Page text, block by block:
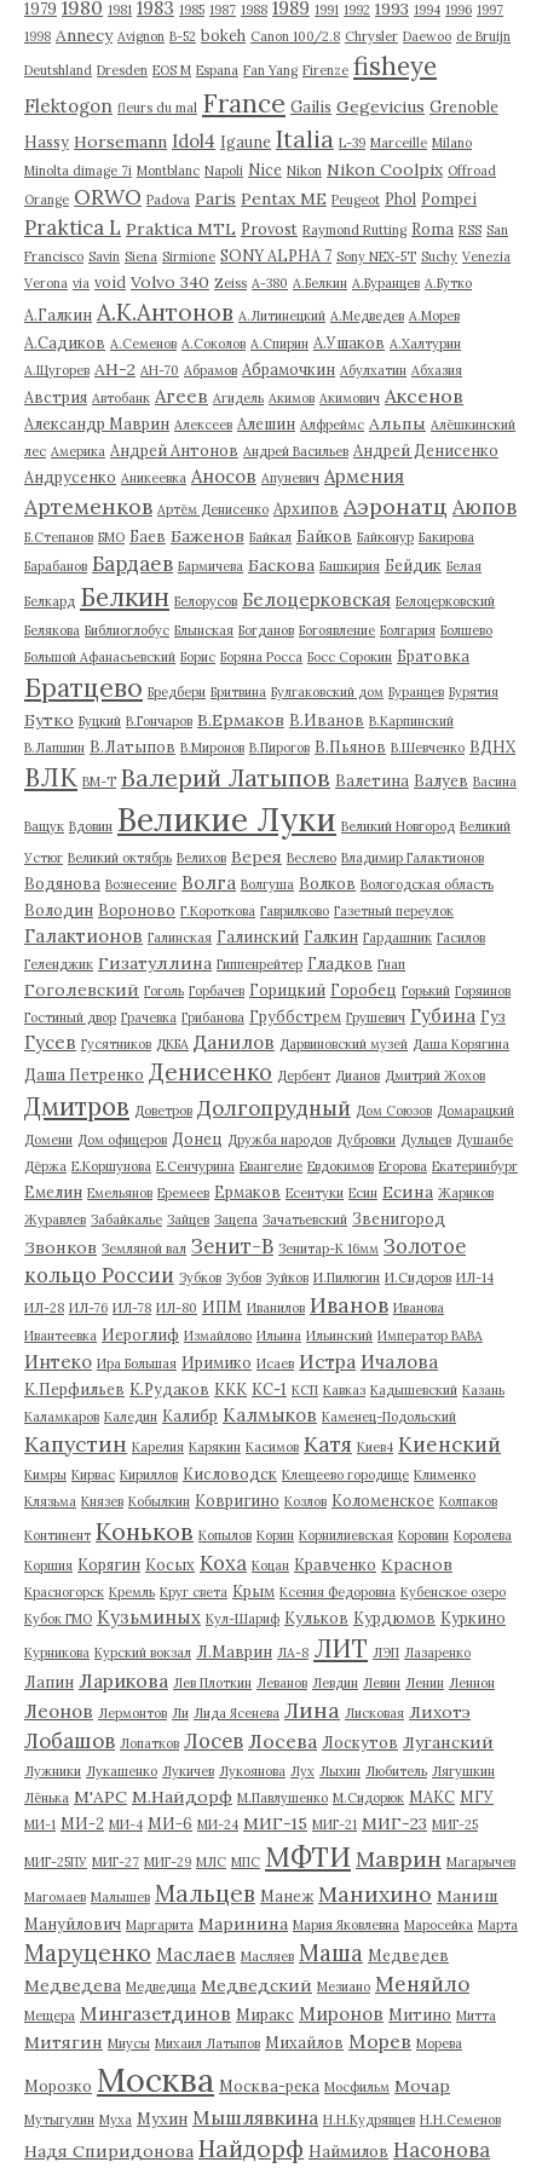
1979 1980 1981 1983 1985 1987 1988 1989 1991 1992 1993 1994 1996 1997
1998 Annecy Avignon B-52 bokeh Canon 100/2.8 Chrysler Daewoo de Bruijn
Deutshland Dresden EOS M Espana Fan Yang Firenze fisheye
Flektogon fleurs du mal France Gailis Gegevicius Grenoble
Hassy Horsemann Idol4 Igaune Italia L-39 Marceille Milano
Minolta dimage 7i Montblanc Napoli Nice Nikon Nikon Coolpix Offroad
Orange ORWO Padova Paris Pentax ME Peugeot Phol Pompei
Praktica L Praktica MTL Provost Raymond Rutting Roma RSS San
Francisco Savin Siena Sirmione SONY ALPHA 7 Sony NEX-5T Suchy Venezia
Verona via void Volvo 340 Zeiss А-380 А.Белкин А.Буранцев А.Бутко
А.Галкин А.К.Антонов А.Литинецкий А.Медведев А.Морев
А.Садиков А.Семенов А.Соколов А.Спирин А.Ушаков А.Халтурин
А.Щугорев АН-2 АН-70 Абрамов Абрамочкин Абулхатин Абхазия
Австрия Автобанк Агеев Агидель Акимов Акимович Аксенов
Александр Маврин Алексеев Алешин Алфреймс Альпы Алёшкинский
лес Америка Андрей Антонов Андрей Васильев Андрей Денисенко
Андрусенко Аникеевка Аносов Апуневич Армения
Артеменков Артём Денисенко Архипов Аэронатц Аюпов
Б.Степанов БМО Баев Баженов Байкал Байков Байконур Бакирова
Барабанов Бардаев Бармичева Баскова Башкирия Бейдик Белая
Белкард Белкин Белорусов Белоцерковская Белоцерковский
Белякова Библиоглобус Блынская Богданов Богоявление Болгария Болшево
Большой Афанасьевский Борис Боряна Росса Босс Сорокин Братовка
Братцево Бредбери Бритвина Булгаковский дом Буранцев Бурятия
Бутко Буцкий В.Гончаров В.Ермаков В.Иванов В.Карпинский
В.Лапшин В.Латыпов В.Миронов В.Пирогов В.Пьянов В.Шевченко ВДНХ
ВЛК ВМ-Т Валерий Латыпов Валетина Валуев Васина
Ващук Вдовин Великие Луки Великий Новгород Великий
Устюг Великий октябрь Велихов Верея Веслево Владимир Галактионов
Водянова Вознесение Волга Волгуша Волков Вологодская область
Володин Вороново Г.Короткова Гаврилково Газетный переулок
Галактионов Галинская Галинский Галкин Гардашник Гасилов
Геленджик Гизатуллина Гиппенрейтер Гладков Гнап
Гоголевский Гоголь Горбачев Горицкий Горобец Горький Горяинов
Гостиный двор Грачевка Грибанова Груббстрем Грушевич Губина Гуз
Гусев Гусятников ДКБА Данилов Дарвиновский музей Даша Корягина
Даша Петренко Денисенко Дербент Дианов Дмитрий Жохов
Дмитров Доветров Долгопрудный Дом Союзов Домарацкий
Домени Дом офицеров Донец Дружба народов Дубровки Дульцев Душанбе
Дёржа Е.Коршунова Е.Сенчурина Евангелие Евдокимов Егорова Екатеринбург
Емелин Емельянов Еремеев Ермаков Есентуки Есин Есина Жариков
Журавлев Забайкалье Зайцев Зацепа Зачатьевский Звенигород
Звонков Земляной вал Зенит-В Зенитар-К 16мм Золотое
кольцо России Зубков Зубов Зуйков И.Пилюгин И.Сидоров ИЛ-14
ИЛ-28 ИЛ-76 ИЛ-78 ИЛ-80 ИПМ Иванилов Иванов Иванова
Ивантеевка Иероглиф Измайлово Ильина Ильинский Император ВАВА
Интеко Ира Большая Иримико Исаев Истра Ичалова
К.Перфильев К.Рудаков ККК КС-1 КСП Кавказ Кадышевский Казань
Каламкаров Каледин Калибр Калмыков Каменец-Подольский
Капустин Карелия Карякин Касимов Катя Киев4 Киенский
Кимры Кирвас Кириллов Кисловодск Клещеево городище Клименко
Клязьма Князев Кобылкин Ковригино Козлов Коломенское Колпаков
Континент Коньков Копылов Корин Корнилиевская Коровин Королева
Коршия Корягин Косых Коха Коцан Кравченко Краснов
Красногорск Кремль Круг света Крым Ксения Федоровна Кубенское озеро
Кубок ГМО Кузьминых Кул-Шариф Кульков Курдюмов Куркино
Курникова Курский вокзал Л.Маврин ЛА-8 ЛИТ ЛЭП Лазаренко
Лапин Ларикова Лев Плоткин Леванов Левдин Левин Ленин Леннон
Леонов Лермонтов Ли Лида Ясенева Лина Лисковая Лихотэ
Лобашов Лопатков Лосев Лосева Лоскутов Луганский
Лужники Лукашенко Лукичев Лукоянова Лух Лыхин Любитель Лягушкин
Лёнька М'АРС М.Найдорф М.Павлушенко М.Сидорюк МАКС МГУ
МИ-1 МИ-2 МИ-4 МИ-6 МИ-24 МИГ-15 МИГ-21 МИГ-23 МИГ-25
МИГ-25ПУ МИГ-27 МИГ-29 МЛС МПС МФТИ Маврин Магарычев
Магомаев Малышев Мальцев Манеж Манихино Маниш
Мануйлович Маргарита Маринина Мария Яковлевна Маросейка Марта
Маруценко Маслаев Масляев Маша Медведев
Медведева Медведица Медведский Мезиано Меняйло
Мещера Мингазетдинов Миракс Миронов Митино Митта
Митягин Миусы Михаил Латыпов Михайлов Морев Морева
Морозко Москва Москва-река Мосфильм Мочар
Мутыгулин Муха Мухин Мышлявкина Н.Н.Кудрявцев Н.Н.Семенов
Надя Спиридонова Найдорф Наймилов Насонова